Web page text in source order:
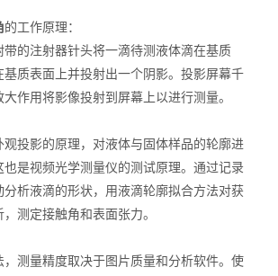
、傅立叶）
镜/原子力
计（分子荧光
的工作原理：
的注射器针头将一滴待测液体滴在基质
基质表面上并投射出一个阴影。投影屏幕千
作用将影像投射到屏幕上以进行测量。
投影的原理，对液体与固体样品的轮廓进
也是视频光学测量仪的测试原理。通过记录
分析液滴的形状，用液滴轮廓拟合方法对获
测定接触角和表面张力。
测量精度取决于图片质量和分析软件。使